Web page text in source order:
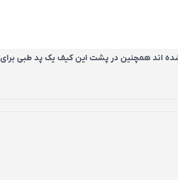
حدا شده اند همچنین در پشت این کیف یک پد طبی برای